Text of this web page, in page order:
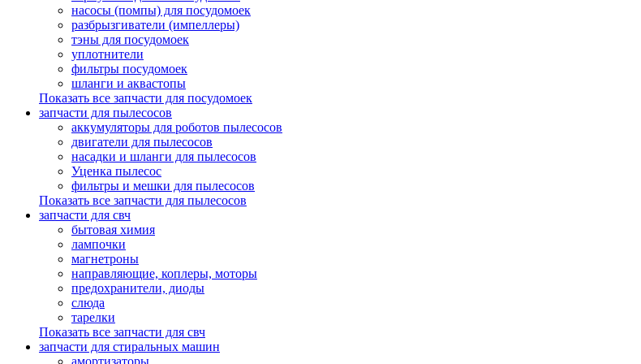
насосы (помпы) для посудомоек
разбрызгиватели (импеллеры)
тэны для посудомоек
уплотнители
фильтры посудомоек
шланги и аквастопы
Показать все запчасти для посудомоек
запчасти для пылесосов
аккумуляторы для роботов пылесосов
двигатели для пылесосов
насадки и шланги для пылесосов
Уценка пылесос
фильтры и мешки для пылесосов
Показать все запчасти для пылесосов
запчасти для свч
бытовая химия
лампочки
магнетроны
направляющие, коплеры, моторы
предохранители, диоды
слюда
тарелки
Показать все запчасти для свч
запчасти для стиральных машин
амортизаторы